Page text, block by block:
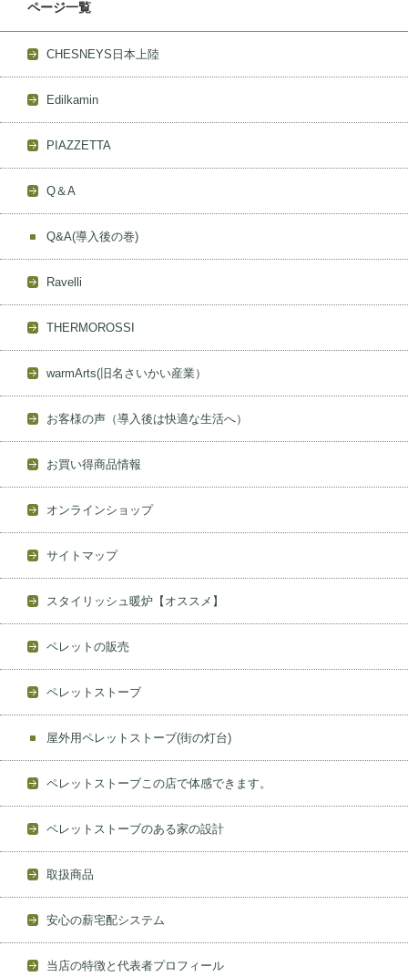
ページ一覧
CHESNEYS日本上陸
Edilkamin
PIAZZETTA
Q＆A
Q&A(導入後の巻)
Ravelli
THERMOROSSI
warmArts(旧名さいかい産業）
お客様の声（導入後は快適な生活へ）
お買い得商品情報
オンラインショップ
サイトマップ
スタイリッシュ暖炉【オススメ】
ペレットの販売
ペレットストーブ
屋外用ペレットストーブ(街の灯台)
ペレットストーブこの店で体感できます。
ペレットストーブのある家の設計
取扱商品
安心の薪宅配システム
当店の特徴と代表者プロフィール